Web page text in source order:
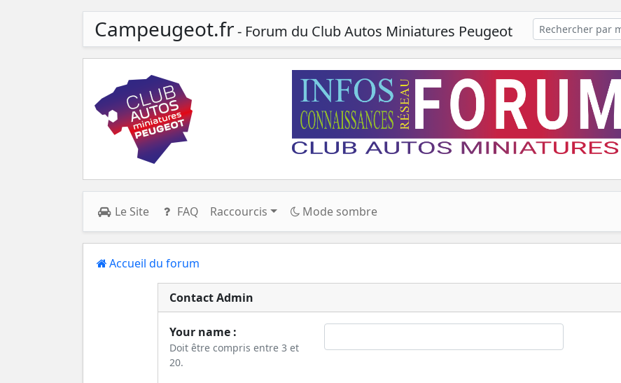
Campeugeot.fr- Forum du Club Autos Miniatures Peugeot
Le Site FAQ Raccourcis Mode sombre
Accueil du forum
Contact Admin
Your name :
Doit être compris entre 3 et
20.